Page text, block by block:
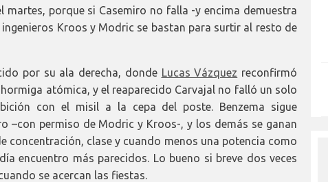
martes, porque si Casemiro no falla -y encima demuestra
Kroos y Modric se bastan para surtir al resto de
por su ala derecha, donde Lucas Vázquez reconfirmó
atómica, y el reaparecido Carvajal no falló un solo
con el misil a la cepa del poste. Benzema sigue
–con permiso de Modric y Kroos-, y los demás se ganan
concentración, clase y cuando menos una potencia como
encuentro más parecidos. Lo bueno si breve dos veces
se acercan las fiestas.